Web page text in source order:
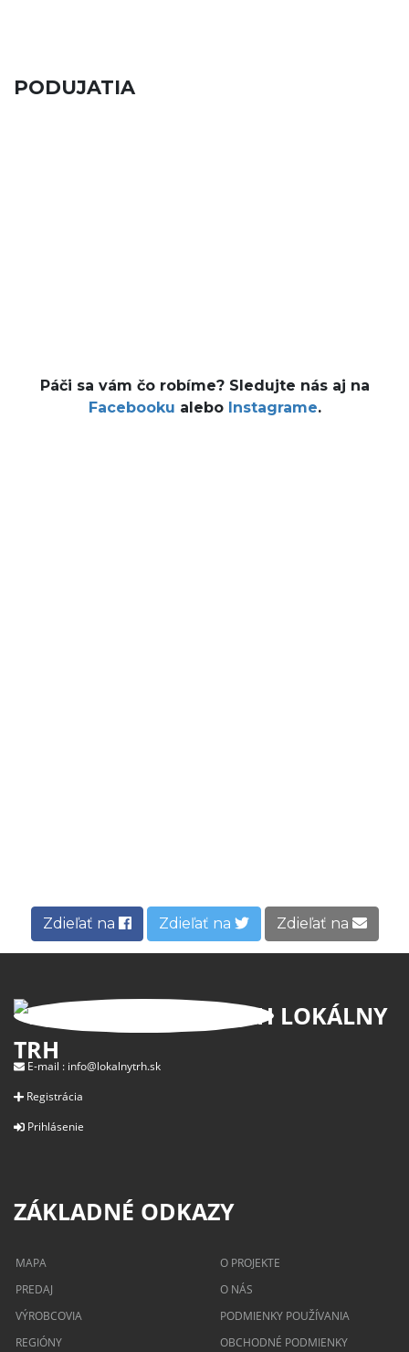
PODUJATIA
Páči sa vám čo robíme? Sledujte nás aj na
Facebooku alebo Instagrame.
Zdieľať na Zdieľať na Zdieľať na
LOKÁLNY
TRH
E-mail : info@lokalnytrh.sk
Registrácia
Prihlásenie
ZÁKLADNÉ ODKAZY
MAPA
PREDAJ
VÝROBCOVIA
REGIÓNY
O PROJEKTE
O NÁS
PODMIENKY POUŽÍVANIA
OBCHODNÉ PODMIENKY